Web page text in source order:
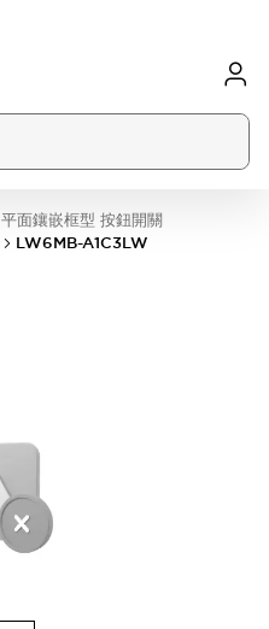
平面鑲嵌框型 按鈕開關
LW6MB-A1C3LW